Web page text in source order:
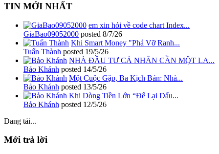
TIN MỚI NHẤT
em xin hỏi về code chart Index...
GiaBao09052000 posted 8/7/26
Khi Smart Money "Phá Vỡ Ranh...
Tuấn Thành posted 19/5/26
NHÀ ĐẦU TƯ CÁ NHÂN CẦN MỘT LA...
Bảo Khánh posted 14/5/26
Một Cuộc Gặp, Ba Kịch Bản: Nhà...
Bảo Khánh posted 13/5/26
Khi Dòng Tiền Lớn “Để Lại Dấu...
Bảo Khánh posted 12/5/26
Đang tải...
Mới trả lời